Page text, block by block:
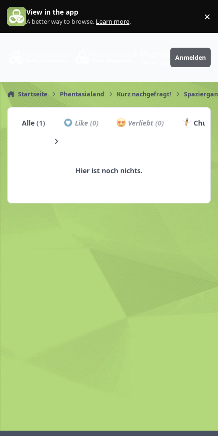
Zum Inhalt springen
View in the app
A better way to browse. Learn more. ×
PhantaFriends.de
Anmelden
Startseite Phantasialand Kurz nachgefragt!
Alle(1) Like (0) Verliebt(0)
Hier ist noch nichts.